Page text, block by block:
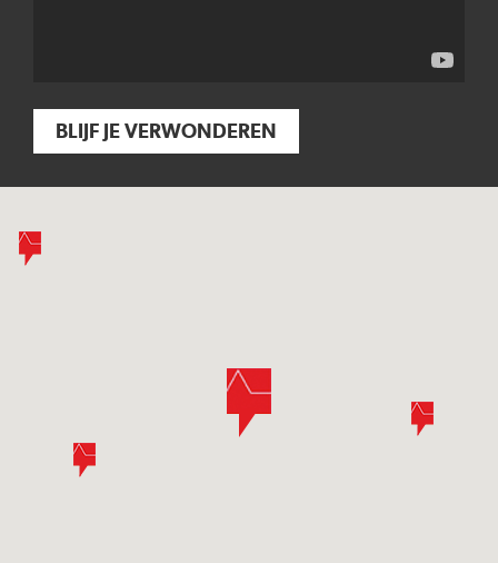
BLIJF JE VERWONDEREN